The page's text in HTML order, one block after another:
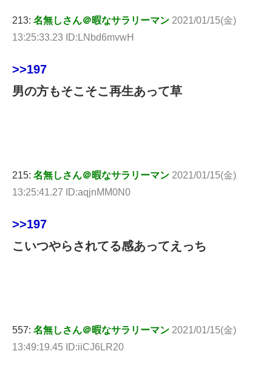
213: 名無しさん＠暇なサラリーマン 2021/01/15(金)
13:25:33.23 ID:LNbd6mvwH
>>197
男の方もそこそこ再生あって草
215: 名無しさん＠暇なサラリーマン 2021/01/15(金)
13:25:41.27 ID:aqjnMM0N0
>>197
こいつやらされてる感あってえっち
557: 名無しさん＠暇なサラリーマン 2021/01/15(金)
13:49:19.45 ID:iiCJ6LR20